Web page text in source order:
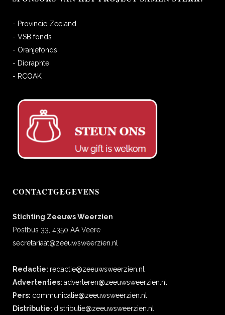
- Provincie Zeeland
- VSB fonds
- Oranjefonds
- Dioraphte
- RCOAK
CONTACTGEGEVENS
Stichting Zeeuws Weerzien
Postbus 33, 4350 AA Veere
secretariaat@zeeuwsweerzien.nl
Redactie: redactie@zeeuwsweerzien.nl
Advertenties: adverteren@zeeuwsweerzien.nl
Pers: communicatie@zeeuwsweerzien.nl
Distributie: distributie@zeeuwsweerzien.nl